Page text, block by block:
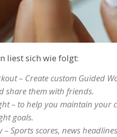
liest sich wie folgt:
– Create custom Guided
share them with friends.
– to help you maintain your
goals.
– Sports scores, news